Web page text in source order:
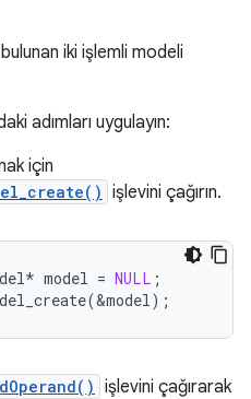
iki işlemli modeli
adımları uygulayın:
için
işlevini çağırın.
* model = NULL ;
(&model);
işlevini çağırarak